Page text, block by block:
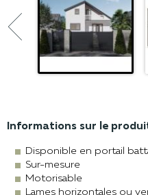

Informations sur le
Disponible en portail
Sur-mesure
Motorisable
Lames horizontales ou